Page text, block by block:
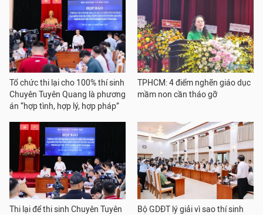
Tổ chức thi lại cho 100% thí sinh
Chuyên Tuyên Quang là phương
án “hợp tình, hợp lý, hợp pháp”
TPHCM: 4 điểm nghẽn giáo dục
mầm non cần tháo gỡ
Thi lại để thi sinh Chuyên Tuyên
Bộ GDĐT lý giải vì sao thí sinh